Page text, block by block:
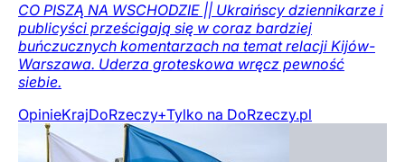
CO PISZĄ NA WSCHODZIE || Ukraińscy dziennikarze i
publicyści prześcigają się w coraz bardziej
buńczucznych komentarzach na temat relacji Kijów-
Warszawa. Uderza groteskowa wręcz pewność
siebie.
OpinieKrajDoRzeczy+Tylko na DoRzeczy.pl